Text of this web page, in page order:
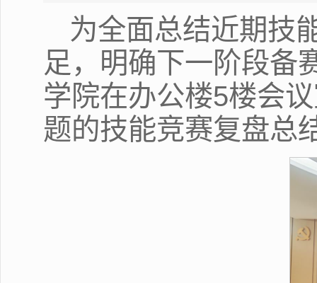
为全面总结近期技
足，明确下一阶段备
学院在办公楼5楼会
题的技能竞赛复盘总